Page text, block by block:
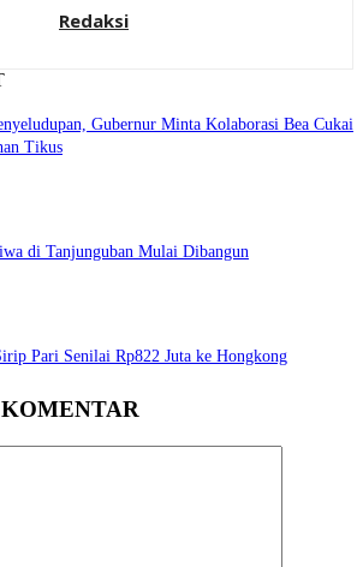
Redaksi
Gubernur Minta Kolaborasi Bea Cukai
Tikus
di Tanjunguban Mulai Dibangun
Pari Senilai Rp822 Juta ke Hongkong